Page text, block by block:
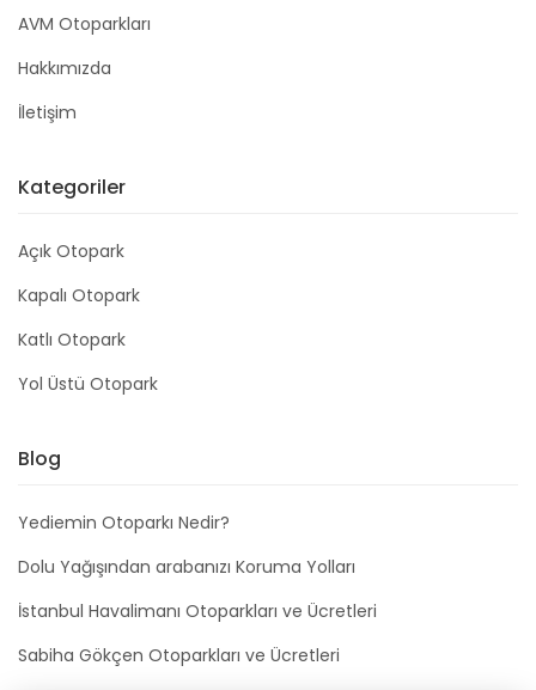
AVM Otoparkları
Hakkımızda
İletişim
Kategoriler
Açık Otopark
Kapalı Otopark
Katlı Otopark
Yol Üstü Otopark
Blog
Yediemin Otoparkı Nedir?
Dolu Yağışından arabanızı Koruma Yolları
İstanbul Havalimanı Otoparkları ve Ücretleri
Sabiha Gökçen Otoparkları ve Ücretleri